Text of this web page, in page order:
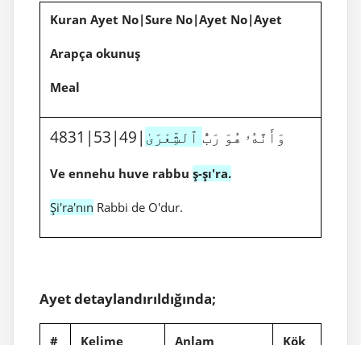
Kuran Ayet No|Sure No|Ayet No|Ayet
Arapça okunuş
Meal
4831|53|49|وَأَنَّهُۥ هُوَ رَبُّ ٱلشِّعْرَىٰ
Ve ennehu huve rabbu ş-şı'ra.
Şi'ra'nın Rabbi de O'dur.
Ayet detaylandırıldığında;
# Kelime Anlam Kök